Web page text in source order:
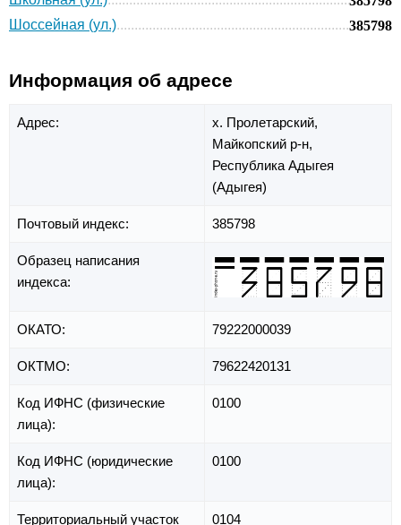
Шоссейная (ул.)
385798
Информация об адресе
Адрес:
х. Пролетарский,
Майкопский р-н,
Республика Адыгея
(Адыгея)
Почтовый индекс: 385798
Образец написания
индекса:
ОКАТО: 79222000039
ОКТМО: 79622420131
Код ИФНС (физические
лица):
0100
Код ИФНС (юридические
лица):
0100
Территориальный участок
0104